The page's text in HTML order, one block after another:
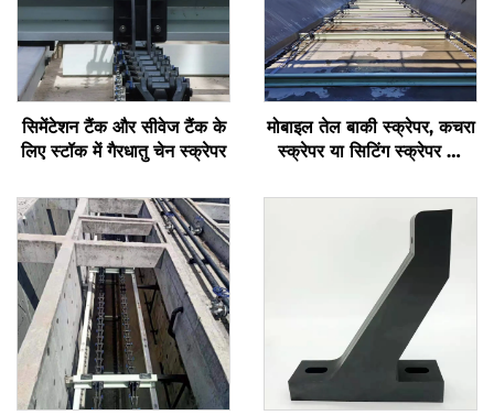
सिमेंटेशन टैंक और सीवेज टैंक के
लिए स्टॉक में गैरधातु चेन स्क्रेपर
मोबाइल तेल बाकी स्क्रेपर, कचरा
स्क्रेपर या सिटिंग स्क्रेपर का
संस्थाओं में किया जाता है